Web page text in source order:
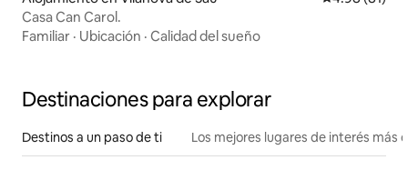
Casa Can Carol.
Familiar · Ubicación · Calidad del sueño
Destinaciones para explorar
Destinos a un paso de ti Los mejores lugares de interés más